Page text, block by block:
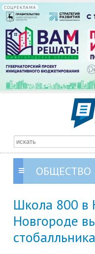
СОЦРЕКЛАМА
ОБЩЕСТВО
Школа 800 в
Новгороде